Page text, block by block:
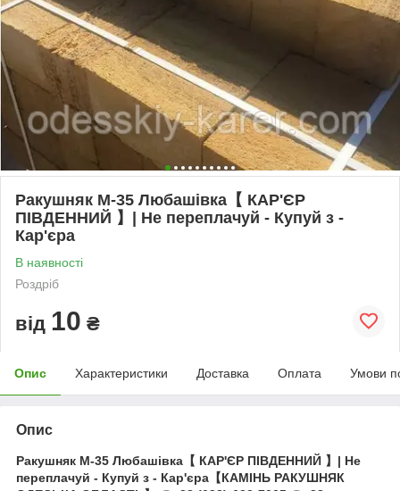
Ракушняк М-35 Любашівка【 КАР'ЄР
ПІВДЕННИЙ 】| Не переплачуй - Купуй з -
Кар'єра
В наявності
Роздріб
від 10 ₴
Опис Характеристики Доставка Оплата Умови
Опис
Ракушняк М-35 Любашівка【 КАР'ЄР ПІВДЕННИЙ 】| Не
переплачуй - Купуй з - Кар'єра【КАМІНЬ РАКУШНЯК